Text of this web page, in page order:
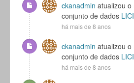
ckanadmin atualizou o
conjunto de dados
há mais de 8 anos
ckanadmin atualizou o
conjunto de dados
há mais de 8 anos